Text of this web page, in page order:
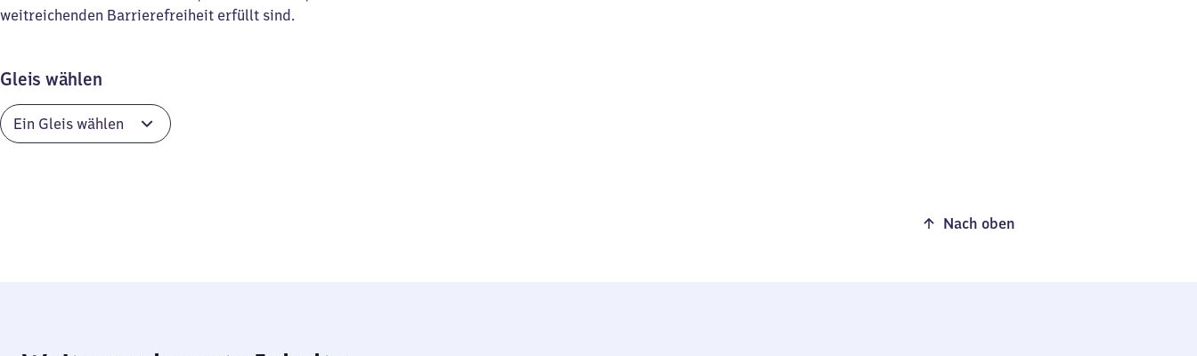
weitreichenden Barrierefreiheit erfüllt sind.
Gleis wählen
Nach oben